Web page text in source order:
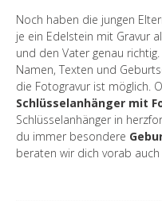
Noch haben die jungen
je ein Edelstein mit Gravur
und den Vater genau
Namen, Texten und
die Fotogravur ist möglich.
Schlüsselanhänger mit
Schlüsselanhänger in
du immer besondere
beraten wir dich vorab